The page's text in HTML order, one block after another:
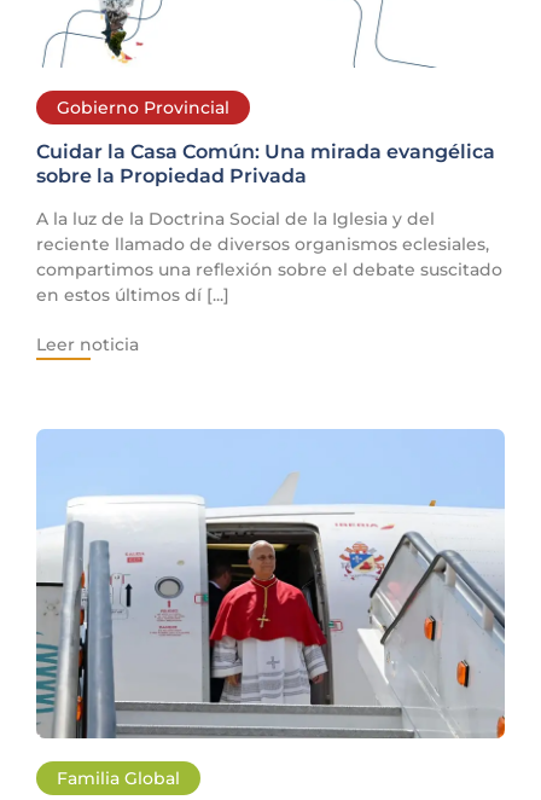
Gobierno Provincial
Cuidar la Casa Común: Una mirada evangélica
sobre la Propiedad Privada
A la luz de la Doctrina Social de la Iglesia y del
reciente llamado de diversos organismos eclesiales,
compartimos una reflexión sobre el debate suscitado
en estos últimos dí [...]
Leer noticia
Familia Global